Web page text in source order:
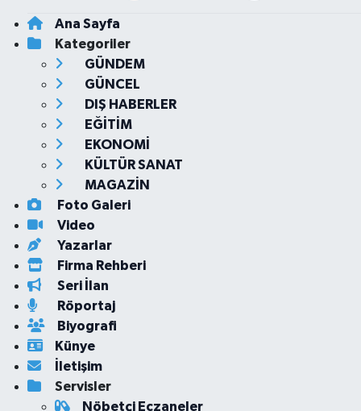
Ana Sayfa
Kategoriler
GÜNDEM
GÜNCEL
DIŞ HABERLER
EĞİTİM
EKONOMİ
KÜLTÜR SANAT
MAGAZİN
Foto Galeri
Video
Yazarlar
Firma Rehberi
Seri İlan
Röportaj
Biyografi
Künye
İletişim
Servisler
Nöbetçi Eczaneler